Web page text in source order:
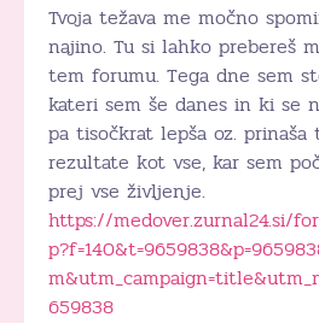
Tvoja težava me močno
najino. Tu si lahko prebereš
tem forumu. Tega dne sem
kateri sem še danes in ki se
pa tisočkrat lepša oz. prinaša
rezultate kot vse, kar sem
prej vse življenje.
https://medover.zurnal24.si/
659838